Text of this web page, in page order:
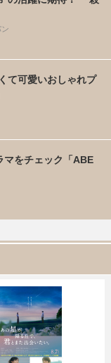
て可愛いおしゃれプ
マをチェック「ABE